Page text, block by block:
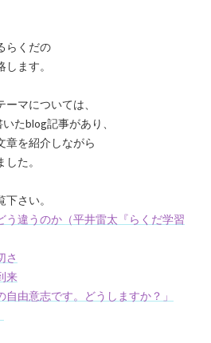
らくだの
ます。
マについては、
たblog記事があり、
章を紹介しながら
た。
さい。
う違うのか（平井雷太『らくだ学習
さ
来
自由意志です。どうしますか？」